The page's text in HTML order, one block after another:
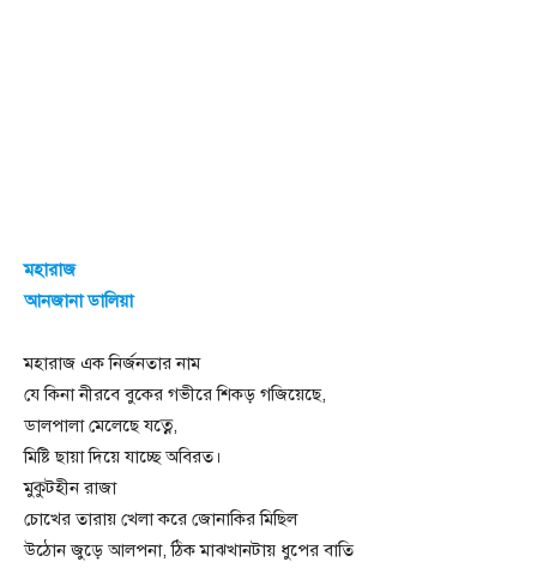
মহারাজ
আনজানা ডালিয়া
মহারাজ এক নির্জনতার নাম
যে কিনা নীরবে বুকের গভীরে শিকড় গজিয়েছে,
ডালপালা মেলেছে যত্নে,
মিষ্টি ছায়া দিয়ে যাচ্ছে অবিরত।
মুকুটহীন রাজা
চোখের তারায় খেলা করে জোনাকির মিছিল
উঠোন জুড়ে আলপনা, ঠিক মাঝখানটায় ধুপের বাতি